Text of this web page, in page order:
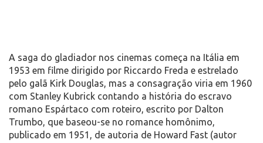
A saga do gladiador nos cinemas começa na Itália em
1953 em filme dirigido por Riccardo Freda e estrelado
pelo galã Kirk Douglas, mas a consagração viria em 1960
com Stanley Kubrick contando a história do escravo
romano Espártaco com roteiro, escrito por Dalton
Trumbo, que baseou-se no romance homônimo,
publicado em 1951, de autoria de Howard Fast (autor